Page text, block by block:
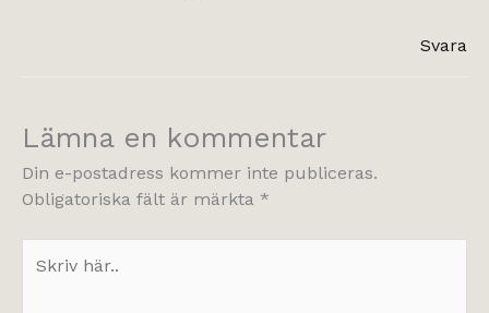
Svara
Lämna en kommentar
Din e-postadress kommer inte publiceras.
Obligatoriska fält är märkta *
här..